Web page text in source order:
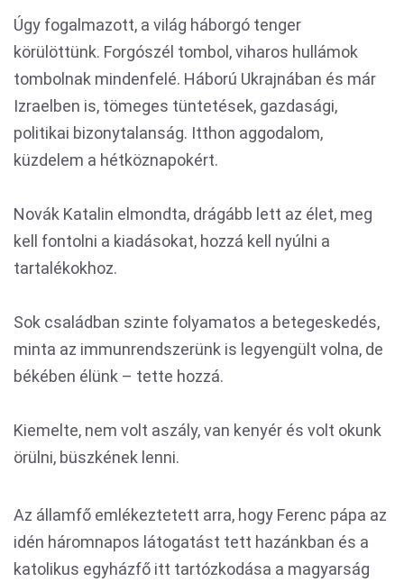
Úgy fogalmazott, a világ háborgó tenger
körülöttünk. Forgószél tombol, viharos hullámok
tombolnak mindenfelé. Háború Ukrajnában és már
Izraelben is, tömeges tüntetések, gazdasági,
politikai bizonytalanság. Itthon aggodalom,
küzdelem a hétköznapokért.
Novák Katalin elmondta, drágább lett az élet, meg
kell fontolni a kiadásokat, hozzá kell nyúlni a
tartalékokhoz.
Sok családban szinte folyamatos a betegeskedés,
minta az immunrendszerünk is legyengült volna, de
békében élünk – tette hozzá.
Kiemelte, nem volt aszály, van kenyér és volt okunk
örülni, büszkének lenni.
Az államfő emlékeztetett arra, hogy Ferenc pápa az
idén háromnapos látogatást tett hazánkban és a
katolikus egyházfő itt tartózkodása a magyarság